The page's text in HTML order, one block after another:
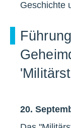
Geschichte
20.